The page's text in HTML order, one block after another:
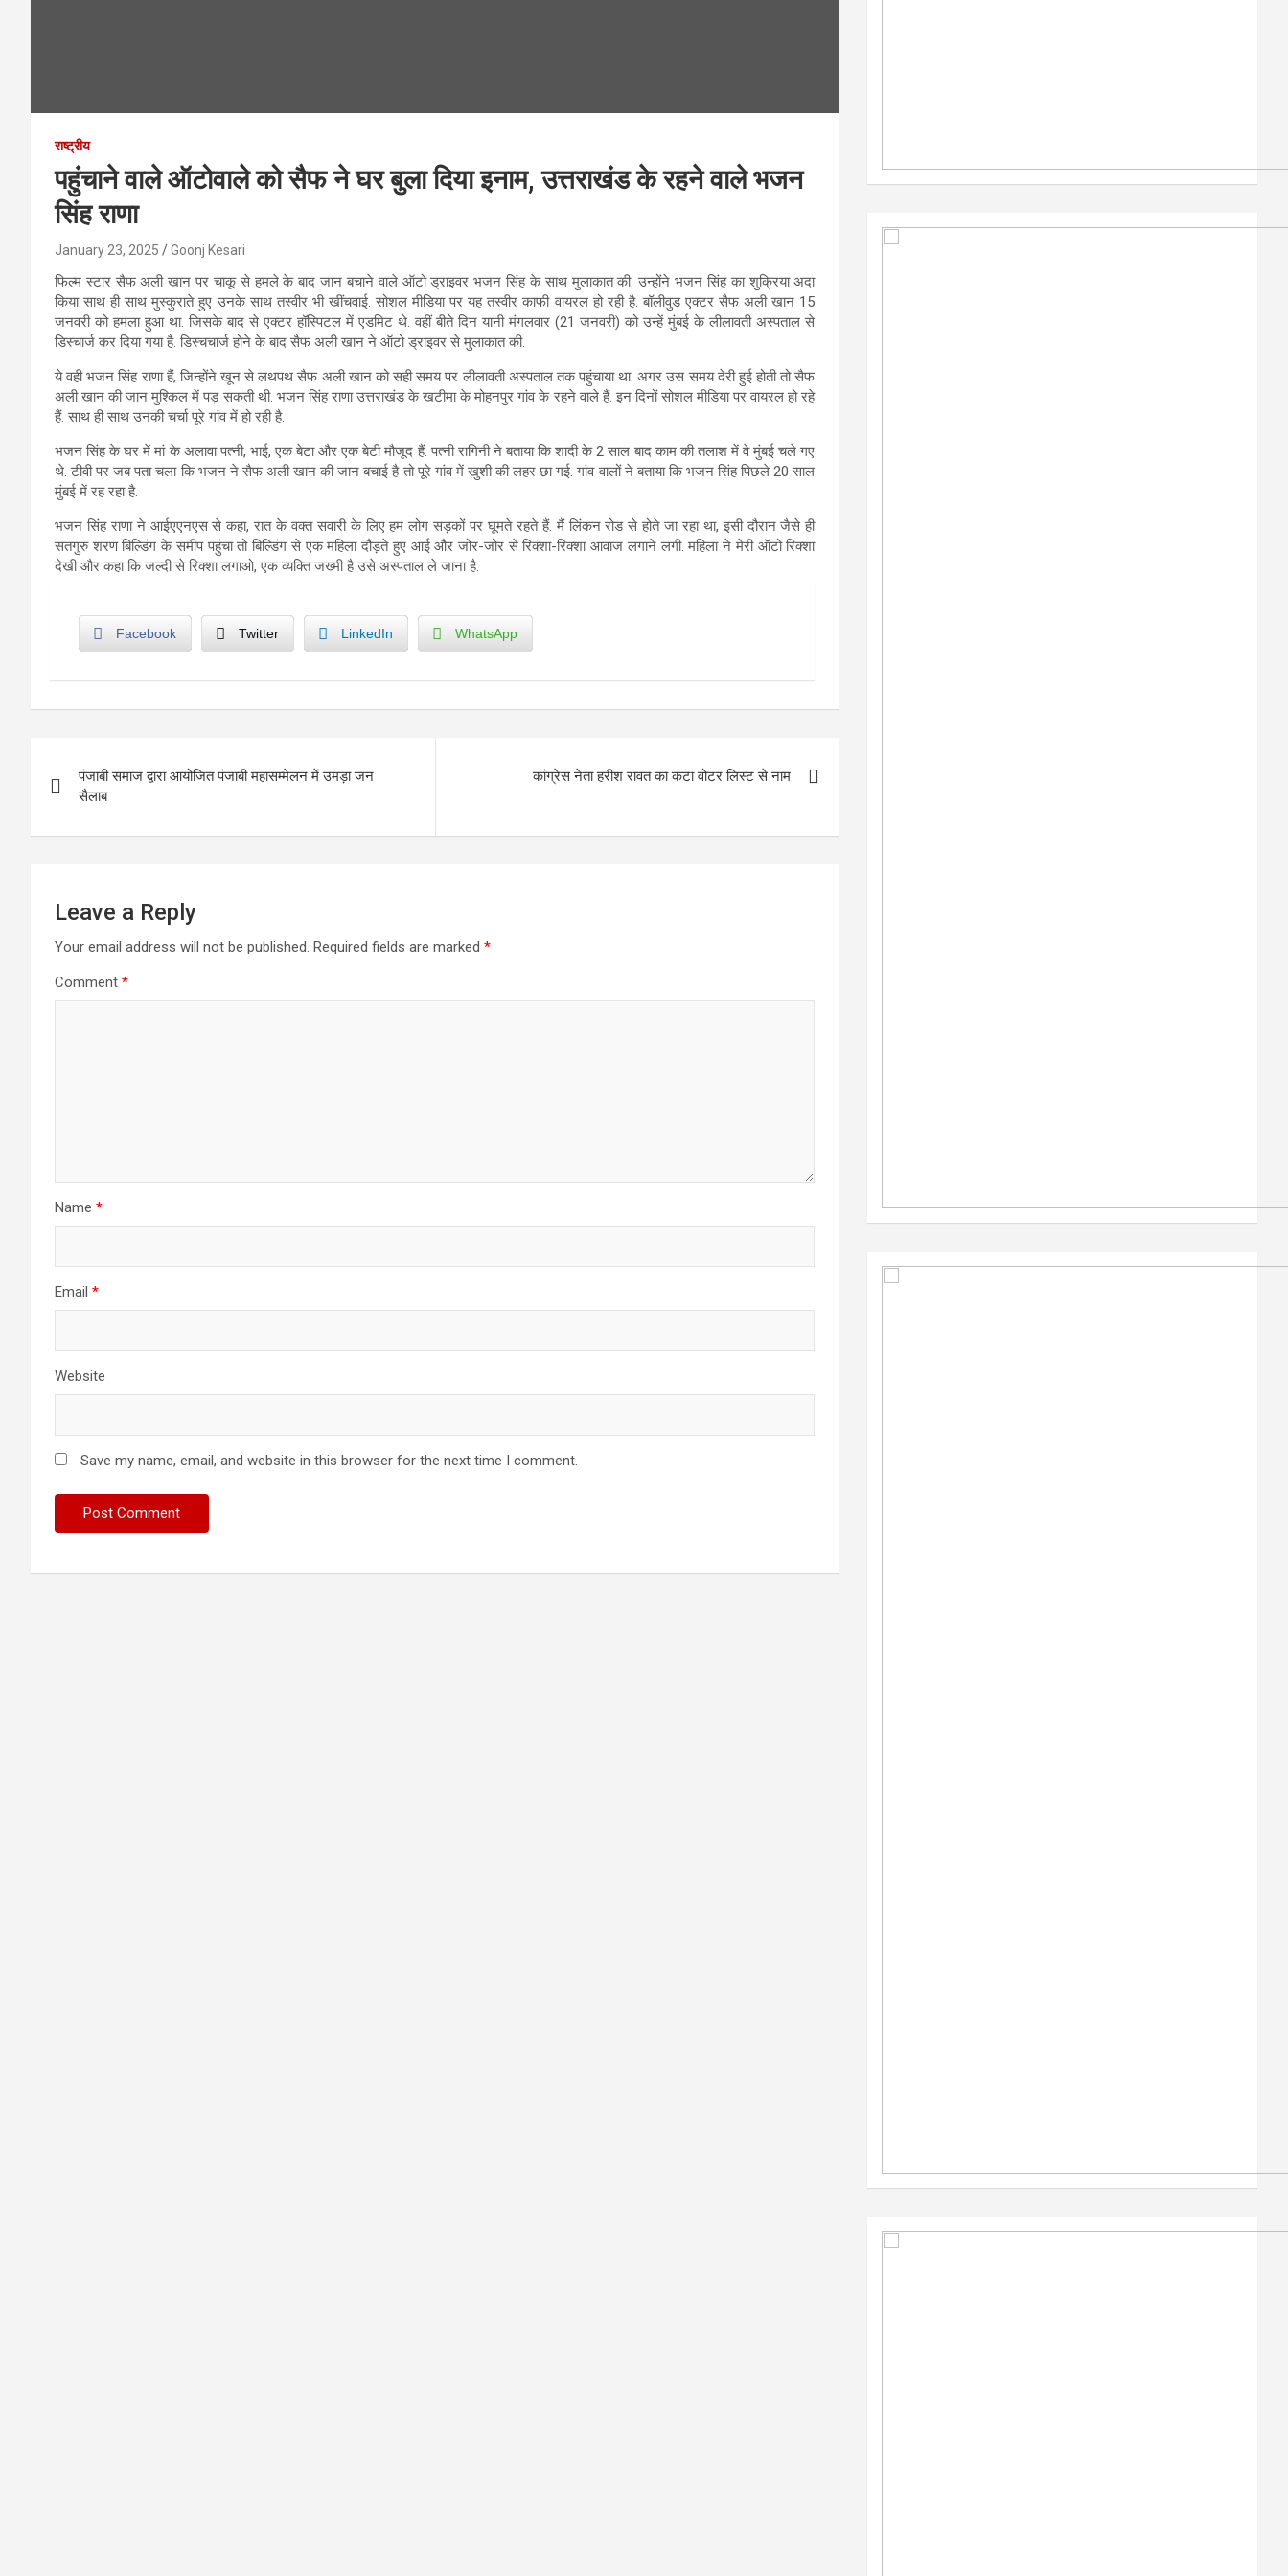
राष्ट्रीय
पहुंचाने वाले ऑटोवाले को सैफ ने घर बुला दिया इनाम, उत्तराखंड के रहने वाले भजन
सिंह राणा
January 23, 2025 Goonj Kesari
फिल्म स्टार सैफ अली खान पर चाकू से हमले के बाद जान बचाने वाले ऑटो ड्राइवर भजन सिंह के साथ मुलाकात की. उन्होंने भजन सिंह का शुक्रिया अदा
किया साथ ही साथ मुस्कुराते हुए उनके साथ तस्वीर भी खींचवाई. सोशल मीडिया पर यह तस्वीर काफी वायरल हो रही है. बॉलीवुड एक्टर सैफ अली खान 15
जनवरी को हमला हुआ था. जिसके बाद से एक्टर हॉस्पिटल में एडमिट थे. वहीं बीते दिन यानी मंगलवार (21 जनवरी) को उन्हें मुंबई के लीलावती अस्पताल से
डिस्चार्ज कर दिया गया है. डिस्चचार्ज होने के बाद सैफ अली खान ने ऑटो ड्राइवर से मुलाकात की.
ये वही भजन सिंह राणा हैं, जिन्होंने खून से लथपथ सैफ अली खान को सही समय पर लीलावती अस्पताल तक पहुंचाया था. अगर उस समय देरी हुई होती तो सैफ
अली खान की जान मुश्किल में पड़ सकती थी. भजन सिंह राणा उत्तराखंड के खटीमा के मोहनपुर गांव के रहने वाले हैं. इन दिनों सोशल मीडिया पर वायरल हो रहे
हैं. साथ ही साथ उनकी चर्चा पूरे गांव में हो रही है.
भजन सिंह के घर में मां के अलावा पत्नी, भाई, एक बेटा और एक बेटी मौजूद हैं. पत्नी रागिनी ने बताया कि शादी के 2 साल बाद काम की तलाश में वे मुंबई चले गए
थे. टीवी पर जब पता चला कि भजन ने सैफ अली खान की जान बचाई है तो पूरे गांव में खुशी की लहर छा गई. गांव वालों ने बताया कि भजन सिंह पिछले 20 साल
मुंबई में रह रहा है.
भजन सिंह राणा ने आईएएनएस से कहा, रात के वक्त सवारी के लिए हम लोग सड़कों पर घूमते रहते हैं. मैं लिंकन रोड से होते जा रहा था, इसी दौरान जैसे ही
सतगुरु शरण बिल्डिंग के समीप पहुंचा तो बिल्डिंग से एक महिला दौड़ते हुए आई और जोर-जोर से रिक्शा-रिक्शा आवाज लगाने लगी. महिला ने मेरी ऑटो रिक्शा
देखी और कहा कि जल्दी से रिक्शा लगाओ, एक व्यक्ति जख्मी है उसे अस्पताल ले जाना है.
Facebook Twitter LinkedIn WhatsApp
navigation
पंजाबी समाज द्वारा आयोजित पंजाबी महासम्मेलन में उमड़ा जन
सैलाब
कांग्रेस नेता हरीश रावत का कटा वोटर लिस्ट से नाम
Leave a Reply
Your email address will not be published. Required fields are marked *
Comment *
Name *
Email *
Website
Save my name, email, and website in this browser for the next time I comment.